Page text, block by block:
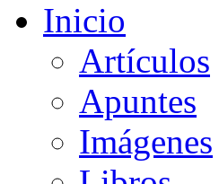
Inicio
Artículos
Apuntes
Imágenes